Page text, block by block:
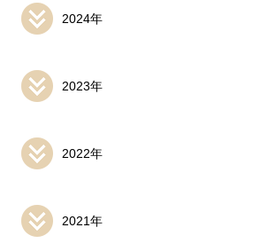
2024年
2023年
2022年
2021年